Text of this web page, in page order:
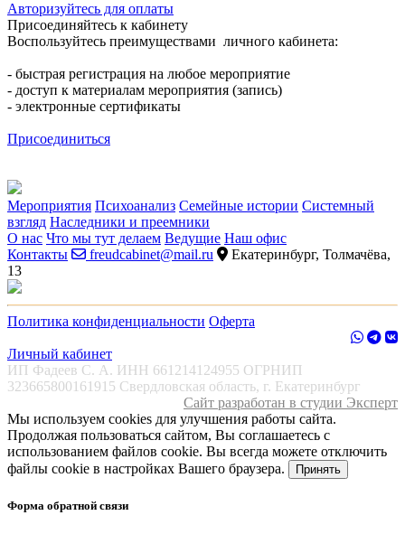
Авторизуйтесь для оплаты
Присоединяйтесь к кабинету
Воспользуйтесь преимуществами личного кабинета:
- быстрая регистрация на любое мероприятие
- доступ к материалам мероприятия (запись)
- электронные сертификаты
Присоединиться
Мероприятия Психоанализ Семейные истории Системный
взгляд Наследники и преемники
О нас Что мы тут делаем Ведущие Наш офис
Контакты
freudcabinet@mail.ru
Екатеринбург, Толмачёва,
13
Политика конфиденциальности Оферта
Личный кабинет
ИП Фадеев С. А. ИНН 661214124955 ОГРНИП
323665800161915 Свердловская область, г. Екатеринбург
Сайт разработан в студии Эксперт
Мы используем cookies для улучшения работы сайта.
Продолжая пользоваться сайтом, Вы соглашаетесь с
использованием файлов cookie. Вы всегда можете отключить
файлы cookie в настройках Вашего браузера.
Принять
Форма обратной связи